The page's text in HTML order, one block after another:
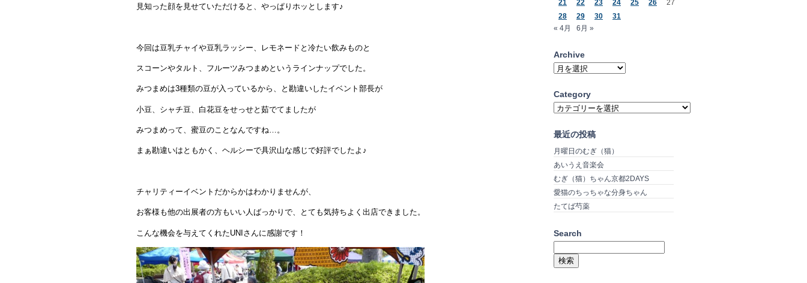
見知った顔を見せていただけると、やっぱりホッとします♪
今回は豆乳チャイや豆乳ラッシー、レモネードと冷たい飲みものと
スコーンやタルト、フルーツみつまめというラインナップでした。
みつまめは3種類の豆が入っているから、と勘違いしたイベント部長が
小豆、シャチ豆、白花豆をせっせと茹でてましたが
みつまめって、蜜豆のことなんですね…。
まぁ勘違いはともかく、ヘルシーで具沢山な感じで好評でしたよ♪
チャリティーイベントだからかはわかりませんが、
お客様も他の出展者の方もいい人ばっかりで、とても気持ちよく出店できました。
こんな機会を与えてくれたUNIさんに感謝です！
21
22 23 24 25 26
27
28
29 30
31
« 4月
6月 »
Archive
Archive
Category
Category
最近の投稿
月曜日のむぎ（猫）
あいうえ音楽会
むぎ（猫）ちゃん京都2DAYS
愛猫のちっちゃな分身ちゃん
たてば芍薬
Search
索: